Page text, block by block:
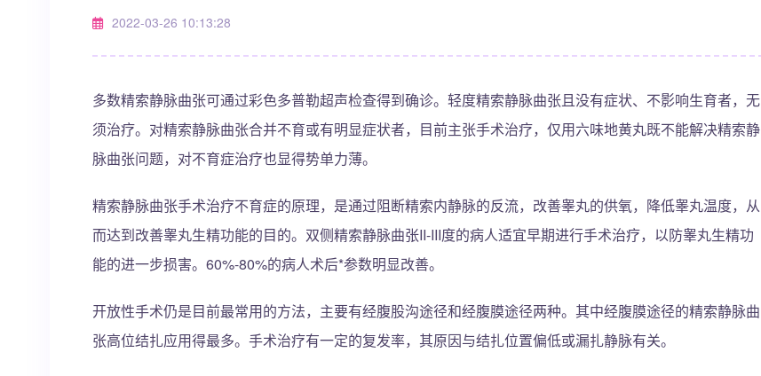
2022-03-26 10:13:28
多数精索静脉曲张可通过彩色多普勒超声检查得到确诊。轻度精索静脉曲张且没有症状、不影响生育者，无
须治疗。对精索静脉曲张合并不育或有明显症状者，目前主张手术治疗，仅用六味地黄丸既不能解决精索静
脉曲张问题，对不育症治疗也显得势单力薄。
精索静脉曲张手术治疗不育症的原理，是通过阻断精索内静脉的反流，改善睾丸的供氧，降低睾丸温度，从
而达到改善睾丸生精功能的目的。双侧精索静脉曲张II-III度的病人适宜早期进行手术治疗，以防睾丸生精功
能的进一步损害。60%-80%的病人术后*参数明显改善。
开放性手术仍是目前最常用的方法，主要有经腹股沟途径和经腹膜途径两种。其中经腹膜途径的精索静脉曲
张高位结扎应用得最多。手术治疗有一定的复发率，其原因与结扎位置偏低或漏扎静脉有关。